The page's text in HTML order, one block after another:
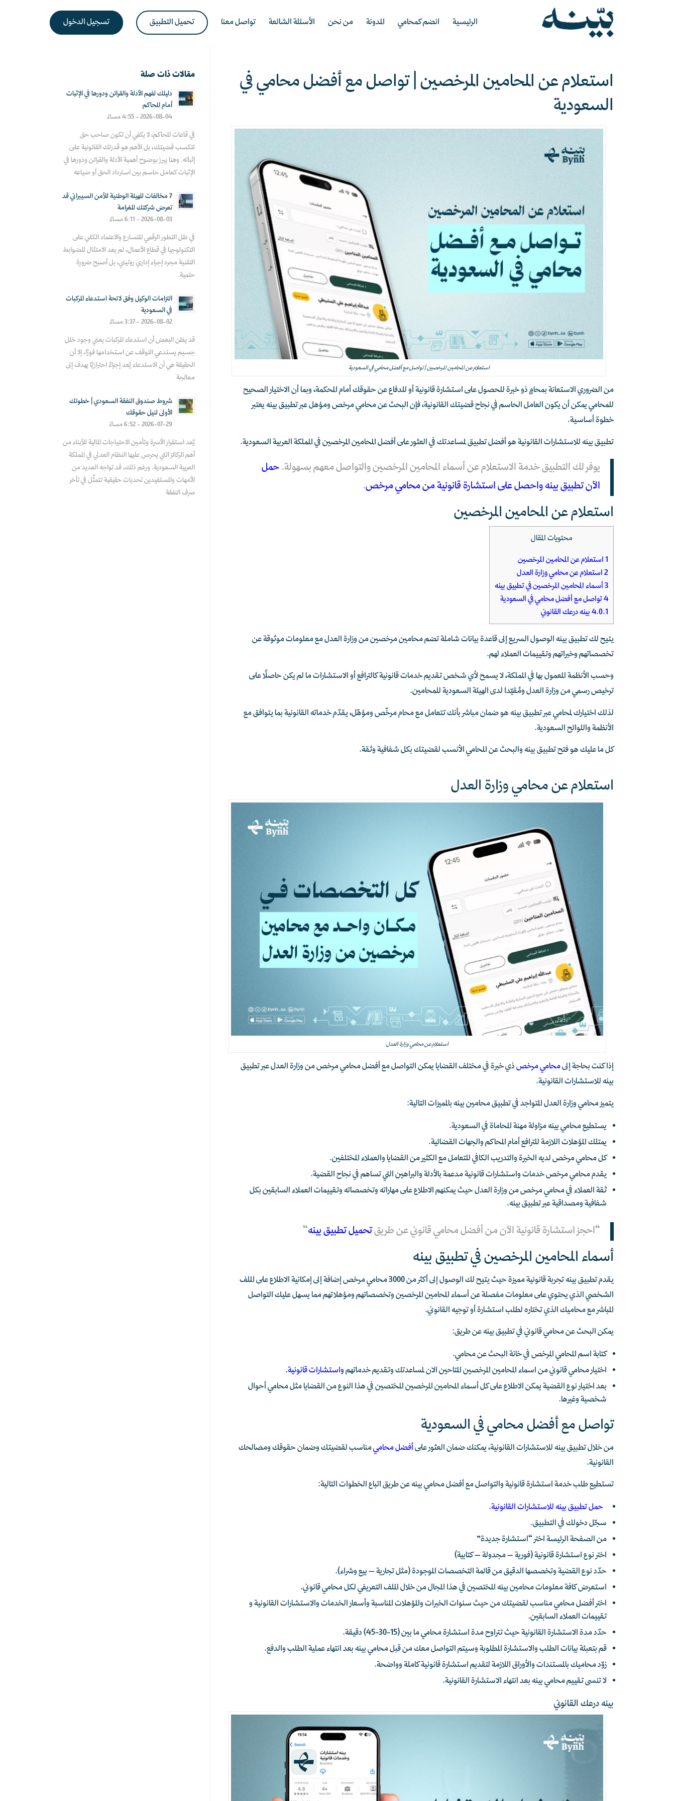
الرئيسية انضم كمحامي المدونة من نحن الأسئلة الشائعة تواصل معنا تحميل التطبيق تسجيل الدخول
استعلام عن المحامين المرخصين | تواصل مع أفضل محامي في
السعودية
استعلام عن المحامين المرخصين | تواصل مع أفضل محامي في السعودية
من الضروري الاستعانة بمحامٍ ذو خبرة للحصول على استشارة قانونية أو للدفاع عن حقوقك أمام المحكمة، وبما أن الاختيار الصحيح
للمحامي يمكن أن يكون العامل الحاسم في نجاح قضيتك القانونية، فإن البحث عن محامي مرخص ومؤهل عبر تطبيق بينه يعتبر
خطوة أساسية.
تطبيق بينه للاستشارات القانونية هو أفضل تطبيق لمساعدتك في العثور على أفضل المحامين المرخصين في المملكة العربية السعودية.
يوفر لك التطبيق خدمة الاستعلام عن أسماء المحامين المرخصين والتواصل معهم بسهولة. حمل
الآن تطبيق بينه واحصل على استشارة قانونية من محامي مرخص.
استعلام عن المحامين المرخصين
محتويات المقال
1استعلام عن المحامين المرخصين
2استعلام عن محامي وزارة العدل
3أسماء المحامين المرخصين في تطبيق بينه
4تواصل مع أفضل محامي في السعودية
4.0.1بينه درعك القانوني
يتيح لك تطبيق بينه الوصول السريع إلى قاعدة بيانات شاملة تضم محامين مرخصين من وزارة العدل مع معلومات موثوقة عن
تخصصاتهم وخبراتهم وتقييمات العملاء لهم.
وحسب الأنظمة المعمول بها في المملكة، لا يسمح لأي شخص تقديم خدمات قانونية كالترافع أو الاستشارات ما لم يكن حاصلًا على
ترخيص رسمي من وزارة العدل ومُقيّدا لدى الهيئة السعودية للمحامين.
لذلك اختيارك لمحامي عبر تطبيق بينه هو ضمان مباشر بأنك تتعامل مع محام مرخّص ومؤهّل، يقدّم خدماته القانونية بما يتوافق مع
الأنظمة واللوائح السعودية.
كل ما عليك هو فتح تطبيق بينه والبحث عن المحامي الأنسب لقضيتك بكل شفافية وثقة.
استعلام عن محامي وزارة العدل
استعلام عن محامي وزارة العدل
إذا كنت بحاجة إلىمحامي مرخصذي خبرة في مختلف القضايا يمكن التواصل مع أفضل محامي مرخص من وزارة العدل عبر تطبيق
بينه للاستشارات القانونية.
يتميز محامي وزارة العدل المتواجد في تطبيق محامين بينه بالمميزات التالية:
يستطيع محامي بينه مزاولة مهنة المحاماة في السعودية.
يمتلك المؤهلات اللازمة للترافع أمام المحاكم والجهات القضائية.
كل محامي مرخص لديه الخبرة والتدريب الكافي للتعامل مع الكثير من القضايا والعملاء المختلفين.
يقدم محامي مرخص خدمات واستشارات قانونية مدعمة بالأدلة والبراهين التي تساهم في نجاح القضية.
ثقة العملاء في محامي مرخص من وزارة العدل حيث يمكنهم الاطلاع على مهاراته وتخصصاته وتقييمات العملاء السابقين بكل
شفافية ومصداقية عبر تطبيق بينه.
“احجز استشارة قانونية الآن من أفضل محامي قانوني عن طريقتحميل تطبيق بينه“
أسماء المحامين المرخصين في تطبيق بينه
يقدم تطبيق بينه تجربة قانونية مميزة حيث يتيح لك الوصول إلى أكثر من 3000 محامي مرخص إضافة إلى إمكانية الاطلاع على الملف
الشخصي الذي يحتوي على معلومات مفصلة عن أسماءالمحامين المرخصين وتخصصاتهم ومؤهلاتهم مما يسهل عليك التواصل
المباشر مع محاميك الذي تختاره لطلب استشارة أو توجيه القانوني.
يمكن البحث عن محامي قانوني في تطبيق بينه عن طريق:
كتابة اسم المحامي المرخص في خانة البحث عن محامي.
اختيار محامي قانوني من اسماء المحامين المرخصين المتاحين الان لمساعدتك وتقديم خدماتهمواستشارات قانونية.
بعد اختيار نوع القضية يمكن الاطلاع على كل أسماء المحامين المرخصين المختصين في هذا النوع من القضايا مثل محامي أحوال
شخصية وغيرها.
تواصل مع أفضل محامي في السعودية
من خلال تطبيق بينه للاستشارات القانونية، يمكنك ضمان العثور علىأفضل محاميمناسب لقضيتك وضمان حقوقك ومصالحك
القانونية.
تستطيع طلب خدمة استشارة قانونية والتواصل مع أفضل محامي بينه عن طريق اتباع الخطوات التالية:
حمل تطبيق بينه للاستشارات القانونية.
سجّل دخولك في التطبيق.
من الصفحة الرئيسة اختر “استشارة جديدة”
اختر نوع استشارة قانونية (فورية – مجدولة – كتابية)
حدّد نوع القضية وتخصصها الدقيق من قائمة التخصصات الموجودة (مثل تجارية – بيع وشراء).
استعرض كافة معلومات محامين بينه المختصين في هذا المجال من خلال الملف التعريفي لكل محامي قانوني.
اختر أفضل محامي مناسب لقضيتك من حيث سنوات الخبرات والمؤهلات المناسبة وأسعار الخدمات والاستشارات القانونية و
تقييمات العملاء السابقين.
حدّد مدة الاستشارة القانونية حيث تتراوح مدة استشارة محامي ما بين (15-30-45) دقيقة.
قم بتعبئة بيانات الطلب والاستشارة المطلوبة وسيتم التواصل معك من قبل محامي بينه بعد انتهاء عملية الطلب والدفع.
زوّد محاميك بالمستندات والأوراق اللازمة لتقديم استشارة قانونية كاملة وواضحة.
لا تنسى تقييم محامي بينه بعد انتهاء الاستشارة القانونية.
بينه درعك القانوني
مقالات ذات صلة
دليلك لفهم الأدلة والقرائن ودورها في الإثبات
أمام المحاكم
2026-08-04 - 4:55 مساءً
في قاعات المحاكم، لا يكفي أن تكون صاحب حق
لتكسب قضيتك، بل الأهم هو قدرتك القانونية على
إثباته. وهنا يبرز بوضوح أهمية الأدلة والقرائن ودورها في
الإثبات كعامل حاسم بين استرداد الحق أو ضياعه
7 مخالفات للهيئة الوطنية للأمن السيبراني قد
تعرض شركتك للغرامة
2026-08-03 - 6:11 مساءً
في ظل التطور الرقمي المتسارع والاعتماد الكلي على
التكنولوجيا في قطاع الأعمال، لم يعد الامتثال للضوابط
التقنية مجرد إجراء إداري روتيني، بل أصبح ضرورة
حتمية.
التزامات الوكيل وفق لائحة استدعاء المركبات
في السعودية
2026-08-02 - 3:37 مساءً
قد يظن البعض أن استدعاء المركبات يعني وجود خلل
جسيم يستدعي التوقف عن استخدامها فورًا، إلا أن
الحقيقة هي أن الاستدعاء يُعد إجراءً احترازيًا يهدف إلى
معالجة
شروط صندوق النفقة السعودي | خطوتك
الأولى لنيل حقوقك
2026-07-29 - 6:52 مساءً
يُعد استقرار الأسرة وتأمين الاحتياجات المالية للأبناء من
أهم الركائز التي يحرص عليها النظام العدلي في المملكة
العربية السعودية. ورغم ذلك، قد تواجه العديد من
الأمهات والمستفيدين تحديات حقيقية تتمثّل في تأخر
صرف النفقة